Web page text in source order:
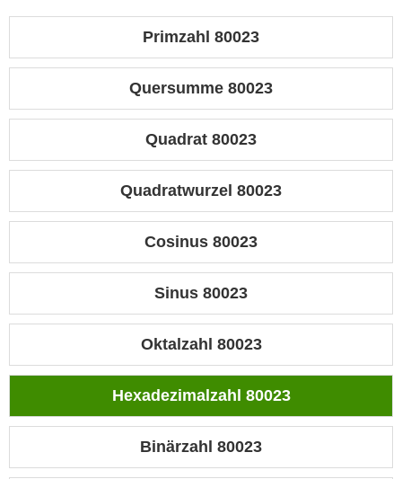
Primzahl 80023
Quersumme 80023
Quadrat 80023
Quadratwurzel 80023
Cosinus 80023
Sinus 80023
Oktalzahl 80023
Hexadezimalzahl 80023
Binärzahl 80023